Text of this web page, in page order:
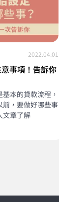
2022.04.01
事項！告訴你
本的貸款流程，
，要做好哪些事
文章了解